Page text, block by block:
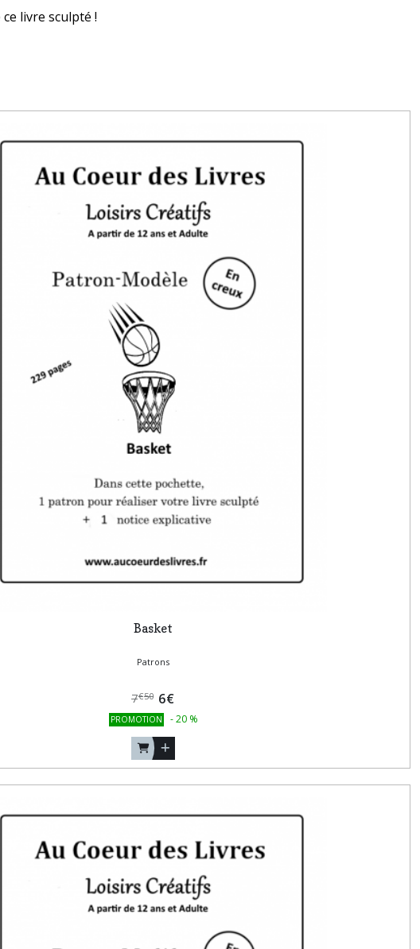
livre sculpté !
Basket
Patrons
7€50 6€
PROMOTION - 20 %